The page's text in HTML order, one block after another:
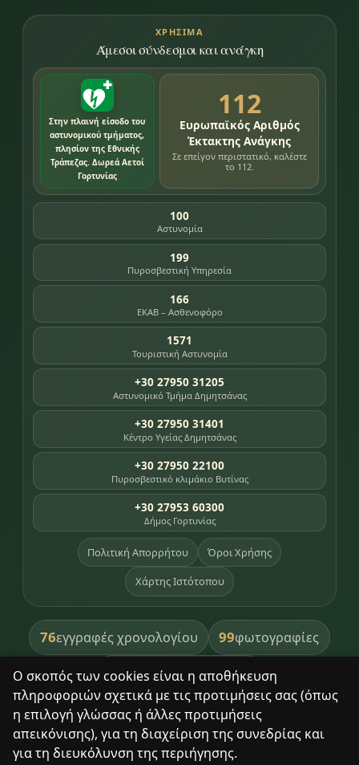
Ο σκοπός των cookies είναι η αποθήκευση
πληροφοριών σχετικά με τις προτιμήσεις σας (όπως
η επιλογή γλώσσας ή άλλες προτιμήσεις
απεικόνισης), για τη διαχείριση της συνεδρίας και
για τη διευκόλυνση της περιήγησης.
ΧΡΉΣΙΜΑ
Άμεσοι σύνδεσμοι και ανάγκη
Στην πλαινή είσοδο του
αστυνομικού τμήματος,
πλησίον της Εθνικής
Τράπεζας. Δωρεά Αετοί
Γορτυνίας
112
Ευρωπαϊκός Αριθμός
Έκτακτης Ανάγκης
Σε επείγον περιστατικό, καλέστε
το 112.
100
Αστυνομία
199
Πυροσβεστική Υπηρεσία
166
ΕΚΑΒ – Ασθενοφόρο
1571
Τουριστική Αστυνομία
+30 27950 31205
Αστυνομικό Τμήμα Δημητσάνας
+30 27950 31401
Κέντρο Υγείας Δημητσάνας
+30 27950 22100
Πυροσβεστικό κλιμάκιο Βυτίνας
+30 27953 60300
Δήμος Γορτυνίας
Πολιτική Απορρήτου Όροι Χρήσης
Χάρτης Ιστότοπου
76εγγραφές χρονολογίου 99φωτογραφίες
391βιβλία βιβλιοθήκης
8σημεία κληρονομιάς